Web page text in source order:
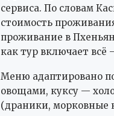
сервиса. По словам
стоимость
проживание в
как тур включает всё
Меню адаптировано
овощами, куксу —
(драники, морковные